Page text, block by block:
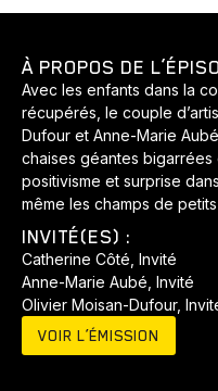
Animaux Avenir
Développement
Voyage Yoga
À PROPOS DE
Avec les enfants dans la
récupérés, le couple
Dufour et Anne-Marie
chaises géantes
positivisme et surprise
même les champs de
INVITÉ(ES) :
Catherine Côté, Invité
Anne-Marie Aubé, Invité
Olivier Moisan-Dufour,
VOIR L’ÉMISSION